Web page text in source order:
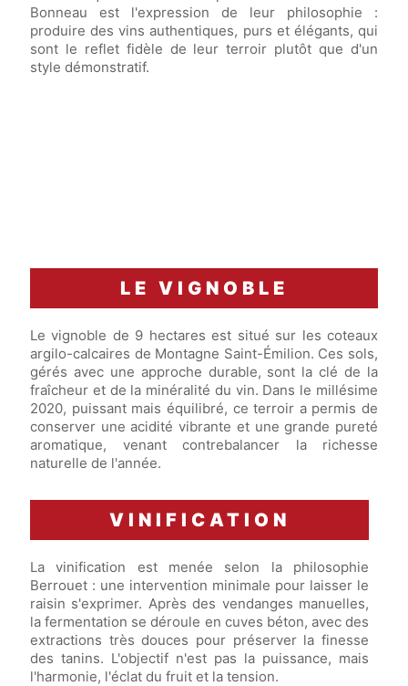
Bonneau est l'expression de leur philosophie :
produire des vins authentiques, purs et élégants, qui
sont le reflet fidèle de leur terroir plutôt que d'un
style démonstratif.
LE VIGNOBLE
Le vignoble de 9 hectares est situé sur les coteaux
argilo-calcaires de Montagne Saint-Émilion. Ces sols,
gérés avec une approche durable, sont la clé de la
fraîcheur et de la minéralité du vin. Dans le millésime
2020, puissant mais équilibré, ce terroir a permis de
conserver une acidité vibrante et une grande pureté
aromatique, venant contrebalancer la richesse
naturelle de l'année.
VINIFICATION
La vinification est menée selon la philosophie
Berrouet : une intervention minimale pour laisser le
raisin s'exprimer. Après des vendanges manuelles,
la fermentation se déroule en cuves béton, avec des
extractions très douces pour préserver la finesse
des tanins. L'objectif n'est pas la puissance, mais
l'harmonie, l'éclat du fruit et la tension.